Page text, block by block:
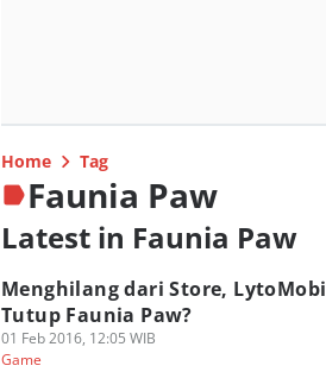
Home Tag
Faunia Paw
Latest in Faunia Paw
Menghilang dari Store, LytoMobi
Tutup Faunia Paw?
01 Feb 2016, 12:05 WIB
Game